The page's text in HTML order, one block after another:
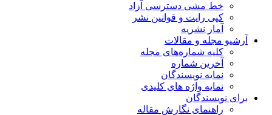
خط مشی دسترسی آزاد
کپی رایت و قوانین نشر
آمار نشریه
آرشیو مجله و مقالات
کلیه شماره‌های مجله
آخرین شماره
نمایه نویسندگان
نمایه واژه های کلیدی
برای نویسندگان
راهنمای نگارش مقاله